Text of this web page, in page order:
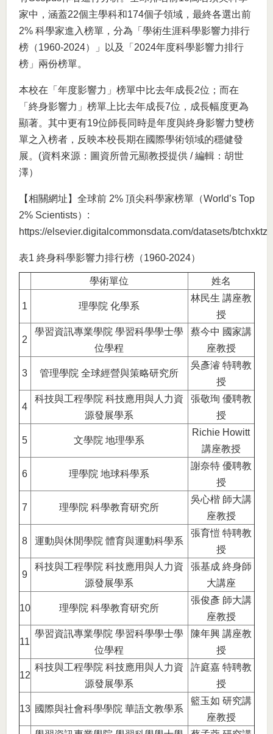
家中，涵蓋22個主學科和174個子領域，最終各選出前
2% 科學家進入榜單，分為「學術生涯科學影響力排行
榜（1960-2024）」以及「2024年度科學影響力排行
榜」兩份榜單。
本校在「年度影響力」榜單中比去年成長2位；而在
「終身影響力」榜單上比去年成長7位，成長幅度更為
顯著。其中更有19位師長同時是年度與終身影響力雙榜
單之入榜者，反映本校長期在國際學術領域的穩健發
展。(資料來源：圖資所曾元顯教授提供 / 編輯：胡世
澤）
【相關網址】全球前 2% 頂尖科學家榜單（World’s Top
2% Scientists）:
https://elsevier.digitalcommonsdata.com/datasets/
表1 終身科學影響力排行榜（1960-2024）
學術單位 姓名
1 理學院 化學系
林民生 講座教
授
2
學習資訊專業學院 學習科學學士學
位學程
蔡今中 國家講
座教授
3 管理學院 全球經營與策略研究所
吳彥濬 特聘教
授
4
科技與工程學院 科技應用與人力資
源發展學系
張敬珣 優聘教
授
5 文學院 地理學系
Richie Howitt
講座教授
6 理學院 地球科學系
謝奈特 優聘教
授
7 理學院 科學教育研究所
吳心楷 師大講
座教授
8 運動與休閒學院 體育與運動科學系
張育愷 特聘教
授
9
科技與工程學院 科技應用與人力資
源發展學系
張基成 終身師
大講座
10 理學院 科學教育研究所
張俊彥 師大講
座教授
11
學習資訊專業學院 學習科學學士學
位學程
陳年興 講座教
授
12
科技與工程學院 科技應用與人力資
源發展學系
許庭嘉 特聘教
授
13 國際與社會科學學院 華語文教學系
籃玉如 研究講
座教授